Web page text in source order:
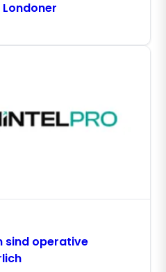
sind operative